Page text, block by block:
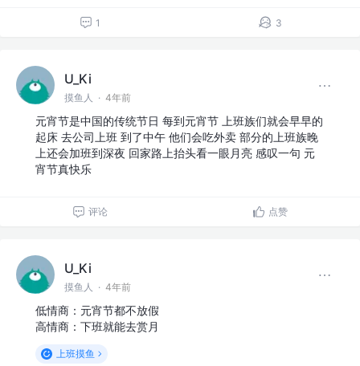
1 3
U_Ki
摸鱼人 · 4年前
元宵节是中国的传统节日 每到元宵节 上班族们就会早早的
起床 去公司上班 到了中午 他们会吃外卖 部分的上班族晚
上还会加班到深夜 回家路上抬头看一眼月亮 感叹一句 元
宵节真快乐
评论 点赞
U_Ki
摸鱼人 · 4年前
低情商：元宵节都不放假
高情商：下班就能去赏月
上班摸鱼